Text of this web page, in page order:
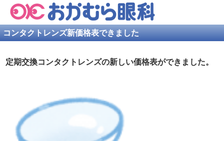
コンタクトレンズ新価格表できました
定期交換コンタクトレンズの新しい価格表ができました。